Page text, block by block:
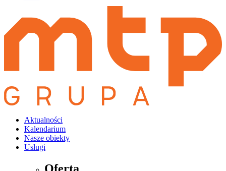
Aktualności
Kalendarium
Nasze obiekty
Usługi
Oferta